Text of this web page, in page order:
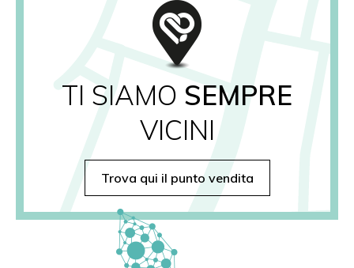
TI SIAMO SEMPRE
VICINI
Trova qui il punto vendita